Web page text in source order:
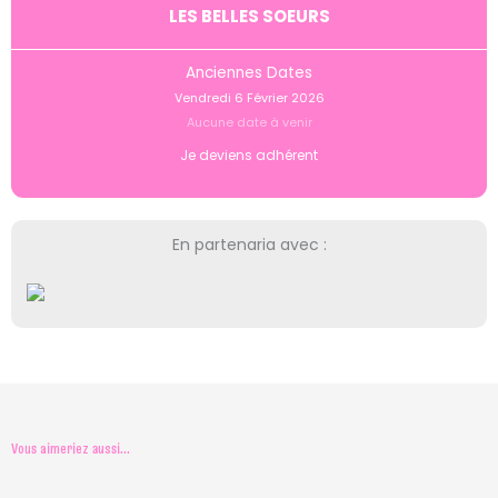
LES BELLES SOEURS
Anciennes Dates
Vendredi 6 Février 2026
Aucune date à venir
Je deviens adhérent
En partenaria avec :
Vous aimeriez aussi...